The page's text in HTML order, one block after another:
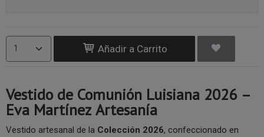
Añadir a Carrito
Vestido de Comunión Luisiana 2026 –
Eva Martínez Artesanía
Vestido artesanal de la Colección 2026, confeccionado en